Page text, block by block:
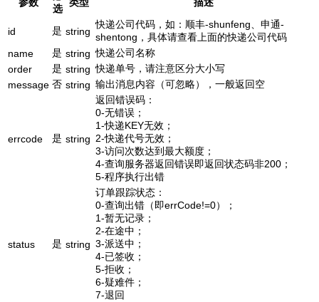
参数
选
类型 描述
id 是 string
快递公司代码，如：顺丰-shunfeng、申通-
shentong，具体请查看上面的快递公司代码
name
是 string 快递公司名称
order
是 string 快递单号，请注意区分大小写
message 否 string 输出消息内容（可忽略），一般返回空
errcode 是 string
返回错误码：
0-无错误；
1-快递KEY无效；
2-快递代号无效；
3-访问次数达到最大额度；
4-查询服务器返回错误即返回状态码非200；
5-程序执行出错
status 是 string
订单跟踪状态：
0-查询出错（即errCode!=0）；
1-暂无记录；
2-在途中；
3-派送中；
4-已签收；
5-拒收；
6-疑难件；
7-退回